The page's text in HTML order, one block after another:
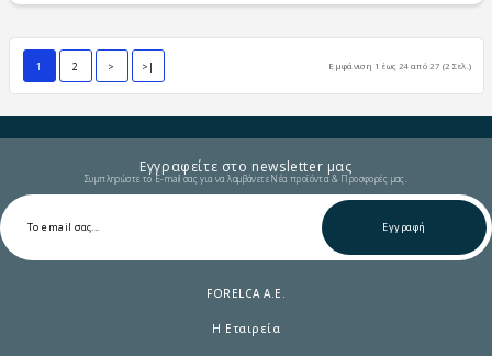
1 2 > >| Εμφάνιση 1 έως 24 από 27 (2 Σελ.)
Εγγραφείτε στο newsletter μας
Συμπληρώστε το E-mail σας για να λαμβάνετε Νέα προϊόντα & Προσφορές μας.
Εγγραφή
FORELCA A.E.
Η Εταιρεία